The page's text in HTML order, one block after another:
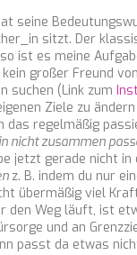
seine
sitzt. Der
ist es meine
großer Freund
suchen (Link zum
Ziele zu
regelmäßig
nicht zusammen
jetzt gerade nicht
z. B. indem du nur
übermäßig viel
Weg läuft, ist
und an
passt da etwas